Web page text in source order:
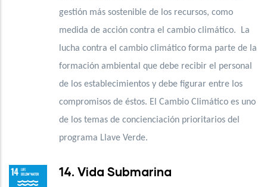
gestión más sostenible de los recursos, como
medida de acción contra el cambio climático. La
lucha contra el cambio climático forma parte de la
formación ambiental que debe recibir el personal
de los establecimientos y debe figurar entre los
compromisos de éstos. El Cambio Climático es uno
de los temas de concienciación prioritarios del
programa Llave Verde.
14. Vida Submarina